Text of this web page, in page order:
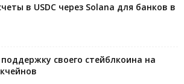
в USDC через Solana для банков в
своего стейблкоина на